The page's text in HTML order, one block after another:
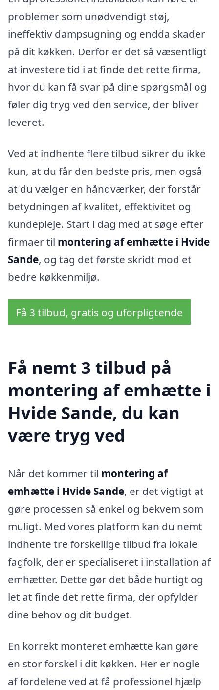
problemer som unødvendigt støj,
ineffektiv dampsugning og endda skader
på dit køkken. Derfor er det så væsentligt
at investere tid i at finde det rette firma,
hvor du kan få svar på dine spørgsmål og
føler dig tryg ved den service, der bliver
leveret.
Ved at indhente flere tilbud sikrer du ikke
kun, at du får den bedste pris, men også
at du vælger en håndværker, der forstår
betydningen af kvalitet, effektivitet og
kundepleje. Start i dag med at søge efter
firmaer til montering af emhætte i Hvide
Sande, og tag det første skridt mod et
bedre køkkenmiljø.
Få 3 tilbud, gratis og uforpligtende
Få nemt 3 tilbud på
montering af emhætte i
Hvide Sande, du kan
være tryg ved
Når det kommer til montering af
emhætte i Hvide Sande, er det vigtigt at
gøre processen så enkel og bekvem som
muligt. Med vores platform kan du nemt
indhente tre forskellige tilbud fra lokale
fagfolk, der er specialiseret i installation af
emhætter. Dette gør det både hurtigt og
let at finde det rette firma, der opfylder
dine behov og dit budget.
En korrekt monteret emhætte kan gøre
en stor forskel i dit køkken. Her er nogle
af fordelene ved at få professionel hjælp